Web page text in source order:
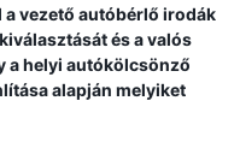
a vezető autóbérlő irodák
és a valós
a helyi autókölcsönző
alapján melyiket